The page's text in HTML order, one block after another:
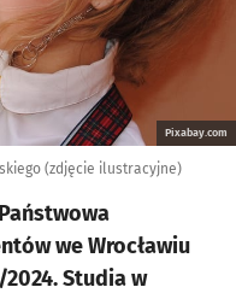
Pixabay.com
(zdjęcie ilustracyjne)
we Wrocławiu
Studia w